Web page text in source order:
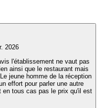
2026
l'établissement ne vaut pas
ainsi que le restaurant mais
jeune homme de la réception
effort pour parler une autre
en tous cas pas le prix qu'il est